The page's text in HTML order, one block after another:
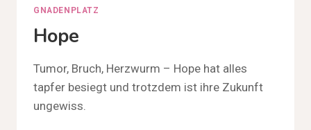
GNADENPLATZ
Hope
Tumor, Bruch, Herzwurm – Hope hat alles
tapfer besiegt und trotzdem ist ihre Zukunft
ungewiss.